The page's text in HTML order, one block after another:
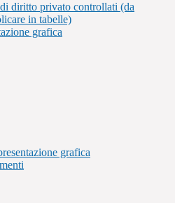
diritto privato controllati (da
in tabelle)
grafica
grafica